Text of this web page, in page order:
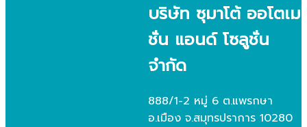
บริษัท ซุมาโต้ ออโตเม
ชั่น แอนด์ โซลูชั่น
จำกัด
888/1-2 หมู่ 6 ต.แพรกษา
อ.เมือง จ.สมุทรปราการ 10280